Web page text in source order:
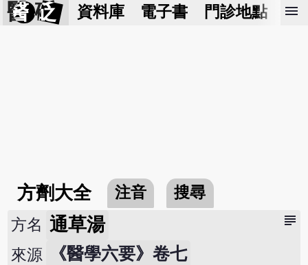
醫 砭 資料庫 電子書 門診地點 預
menu
方劑大全 注音 搜尋
subject
方名 通草湯
來源 《醫學六要》卷七